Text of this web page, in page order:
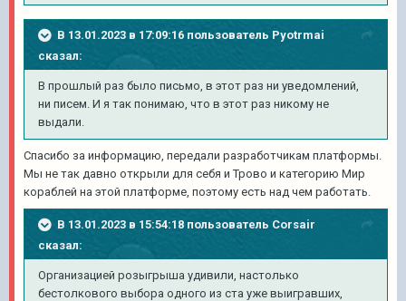
В 13.01.2023 в 17:09:16 пользователь Pyotrmai
сказал:
В прошлый раз было письмо, в этот раз ни уведомлений,
ни писем. И я так понимаю, что в этот раз никому не
выдали.
Спасибо за информацию, передали разработчикам платформы.
Мы не так давно открыли для себя и Трово и категорию Мир
кораблей на этой платформе, поэтому есть над чем работать.
В 13.01.2023 в 15:54:18 пользователь Corsair
сказал:
Организацией розыгрыша удивили, настолько
бестолкового выбора одного из ста уже выигравших,